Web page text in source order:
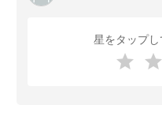
星をタップ